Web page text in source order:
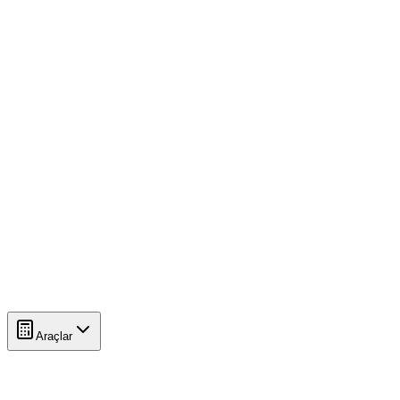
Araçlar